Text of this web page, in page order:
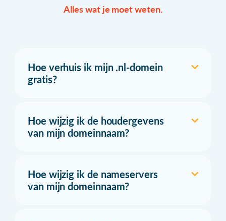
Alles wat je moet weten.
Hoe verhuis ik mijn .nl-domein
gratis?
Hoe wijzig ik de houdergevens
van mijn domeinnaam?
Hoe wijzig ik de nameservers
van mijn domeinnaam?